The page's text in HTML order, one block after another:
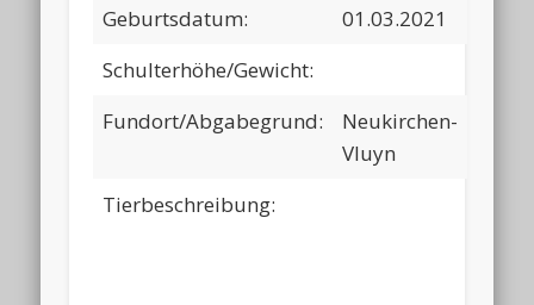
Geburtsdatum:
01.03.2021
Schulterhöhe/Gewicht:
Fundort/Abgabegrund:
Neukirchen-
Vluyn
Tierbeschreibung: